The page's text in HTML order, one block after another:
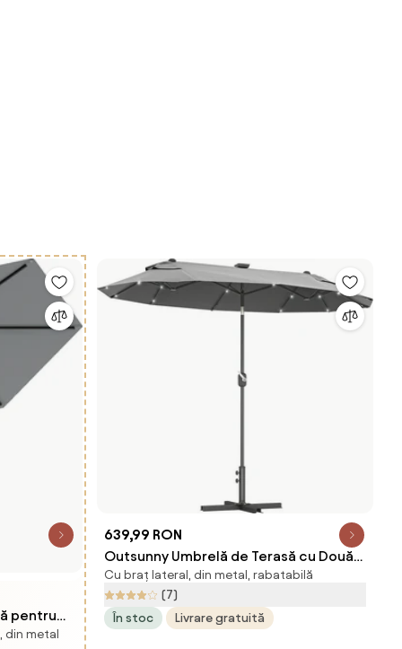
pentru
metal
639,99 RON
Outsunny Umbrelă de Terasă cu Două
Fețe, Bază în Cruce, Sistem de Înclinare
și Manivelă | Aosom Romania
Cu braț lateral, din metal, rabatabilă
(7)
În stoc
Livrare gratuită